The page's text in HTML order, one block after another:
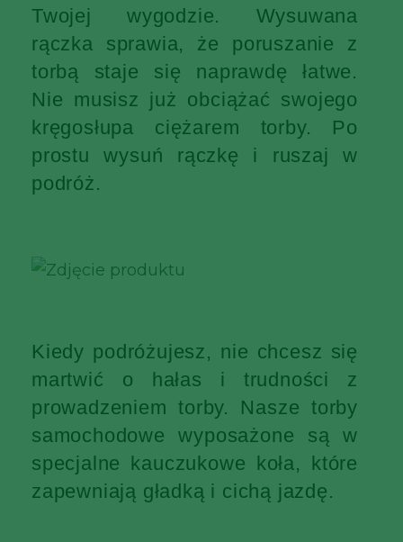
Twojej wygodzie. Wysuwana
rączka sprawia, że poruszanie z
torbą staje się naprawdę łatwe.
Nie musisz już obciążać swojego
kręgosłupa ciężarem torby. Po
prostu wysuń rączkę i ruszaj w
podróż.
Kiedy podróżujesz, nie chcesz się
martwić o hałas i trudności z
prowadzeniem torby. Nasze torby
samochodowe wyposażone są w
specjalne kauczukowe koła, które
zapewniają gładką i cichą jazdę.